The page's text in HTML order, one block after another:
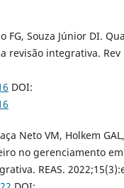
FG, Souza Júnior DI.
revisão integrativa. Rev
DOI:
Neto VM, Holkem GAL,
no gerenciamento
REAS.